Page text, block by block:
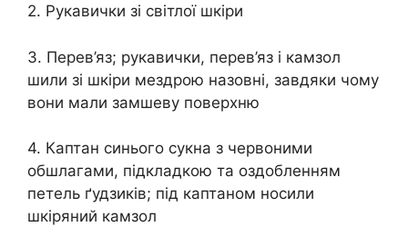
2. Рукавички зі світлої шкіри
3. Перев’яз; рукавички, перев’яз і камзол
шили зі шкіри мездрою назовні, завдяки чому
вони мали замшеву поверхню
4. Каптан синього сукна з червоними
обшлагами, підкладкою та оздобленням
петель ґудзиків; під каптаном носили
шкіряний камзол